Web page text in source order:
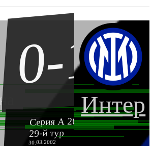
Интер
0-1
Серия А 2001-2002
29-й тур
30.03.2002